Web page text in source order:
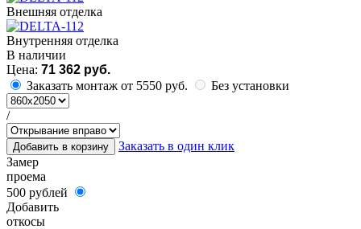
Внешняя отделка
Внутренняя отделка
В наличии
Цена: 71 362 руб.
Заказать монтаж от 5550 руб.
Без установки
/
Добавить в корзину
Заказать в один клик
Замер
проема
500 рублей
Добавить
откосы